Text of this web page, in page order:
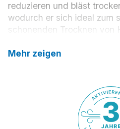
reduzieren und bläst
wodurch er sich ideal zum
schonenden Trocknen von
Bequem
Einfach zu
Mehr zeigen